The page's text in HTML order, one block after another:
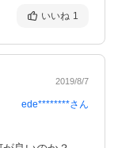
いいね 1
2019/8/7
ede********さん